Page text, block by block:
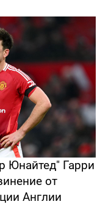
Юнайтед" Гарри
от
Англии